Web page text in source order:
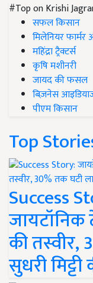
#Top on Krishi
सफल किसान
मिलेनियर फार्मर
महिंद्रा ट्रैक्टर्स
कृषि मशीनरी
जायद की फसल
बिज़नेस
पीएम किसान
Top
Success
जायटॉनिक
की
सुधरी